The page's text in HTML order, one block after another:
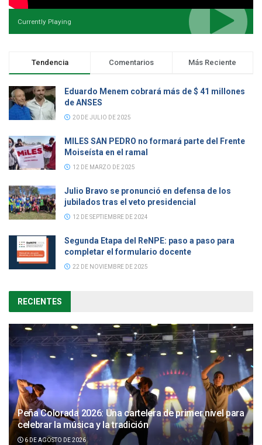
Currently Playing
Tendencia Comentarios Más Reciente
Eduardo Menem cobrará más de $ 41 millones
de ANSES
20 DE JULIO DE 2025
MILES SAN PEDRO no formará parte del Frente
Moiseísta en el ramal
12 DE MARZO DE 2025
Julio Bravo se pronunció en defensa de los
jubilados tras el veto presidencial
12 DE SEPTIEMBRE DE 2024
Segunda Etapa del ReNPE: paso a paso para
completar el formulario docente
22 DE NOVIEMBRE DE 2025
RECIENTES
Peña Colorada 2026: Una cartelera de primer nivel para
celebrar la música y la tradición
6 DE AGOSTO DE 2026